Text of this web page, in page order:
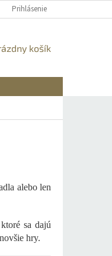
REKLAMÁCIA A VRÁTENIE
Prihlásenie
košík
alebo len
sa dajú
hry.